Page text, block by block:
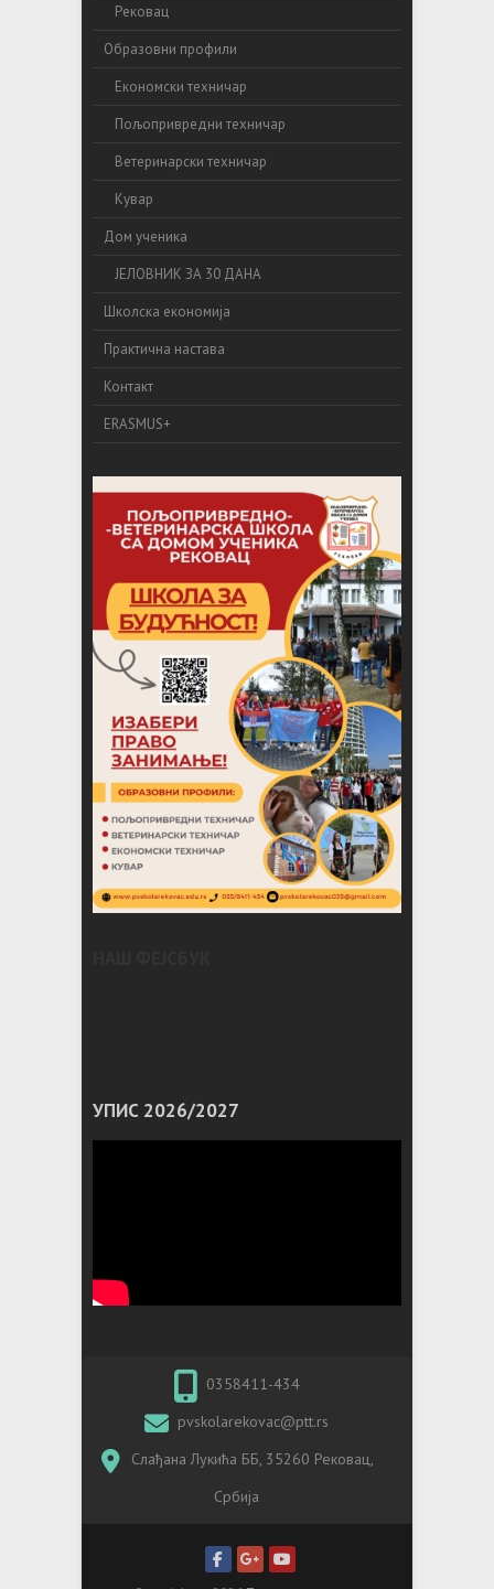
Рековац
Образовни профили
Економски техничар
Пољопривредни техничар
Ветеринарски техничар
Кувар
Дом ученика
ЈЕЛОВНИК ЗА 30 ДАНА
Школска економија
Практична настава
Контакт
ERASMUS+
УПИС 2026/2027
0358411-434
pvskolarekovac@ptt.rs
Слађана Лукића ББ, 35260 Рековац,
Србија